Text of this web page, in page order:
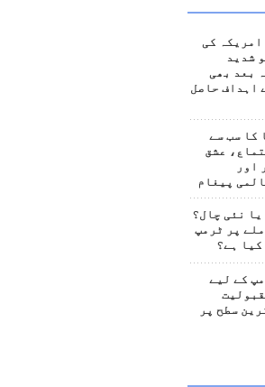
امریکہ کی
شدید
بعد بھی
اہداف حاصل
کا سب سے
عشق
اور
پیغام
نئی چال؟
پر ٹرمپ
کیا ہے؟
کے لیے
سطح پر